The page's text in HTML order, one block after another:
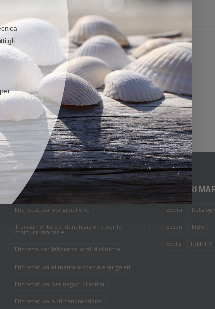
gli
I NOSTRI SHOP
Etichettatura per gioiellerie
Tracciamento ed identificazione per le
strutture sanitarie
Etichette per laboratori analisi cliniche
Etichettatura alimentare speciale surgelati
Etichettatura per negozi di ottica
Etichettatura Antimanomissione
I NOSTRI
Zebra
Epson Ergo
Evolis IDENTIV